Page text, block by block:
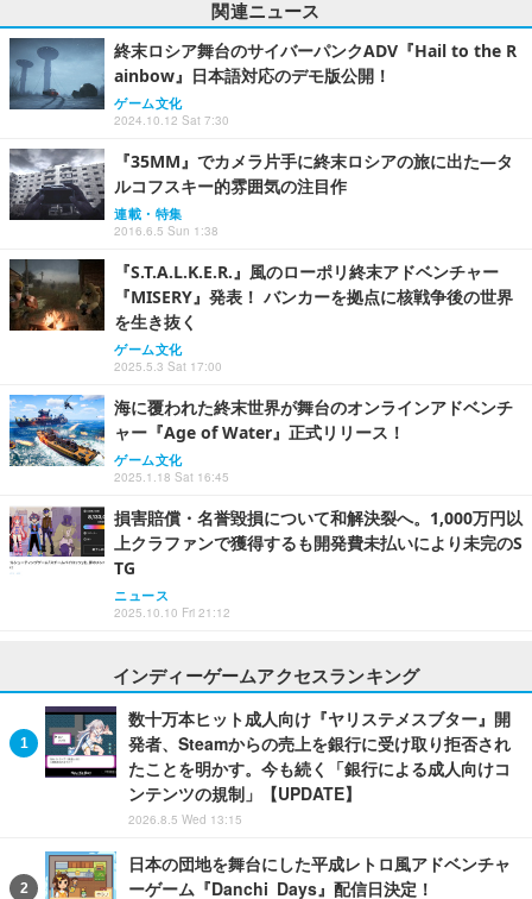
関連ニュース
終末ロシア舞台のサイバーパンクADV『Hail to the R
ainbow』日本語対応のデモ版公開！
ゲーム文化
2024.10.12 Sat 7:30
『35MM』でカメラ片手に終末ロシアの旅に出た―タ
ルコフスキー的雰囲気の注目作
連載・特集
2016.6.5 Sun 1:38
『S.T.A.L.K.E.R.』風のローポリ終末アドベンチャー
『MISERY』発表！ バンカーを拠点に核戦争後の世界
を生き抜く
ゲーム文化
2025.5.3 Sat 17:00
海に覆われた終末世界が舞台のオンラインアドベンチ
ャー『Age of Water』正式リリース！
ゲーム文化
2025.1.18 Sat 16:45
損害賠償・名誉毀損について和解決裂へ。1,000万円以
上クラファンで獲得するも開発費未払いにより未完のS
TG
ニュース
2025.10.10 Fri 21:12
インディーゲームアクセスランキング
数十万本ヒット成人向け『ヤリステメスブター』開
発者、Steamからの売上を銀行に受け取り拒否され
たことを明かす。今も続く「銀行による成人向けコ
ンテンツの規制」【UPDATE】
2026.8.5 Wed 13:15
日本の団地を舞台にした平成レトロ風アドベンチャ
ーゲーム『Danchi Days』配信日決定！